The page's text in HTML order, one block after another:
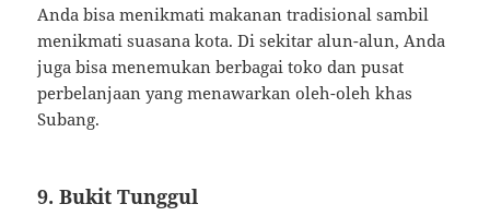
Anda bisa menikmati makanan tradisional sambil
menikmati suasana kota. Di sekitar alun-alun, Anda
juga bisa menemukan berbagai toko dan pusat
perbelanjaan yang menawarkan oleh-oleh khas
Subang.
9. Bukit Tunggul